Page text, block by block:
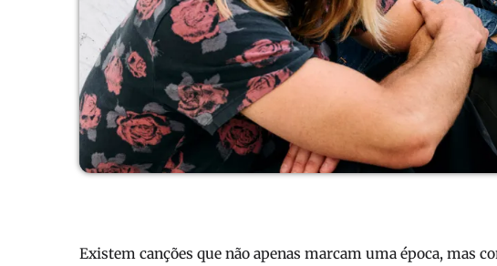
Existem canções que não apenas marcam uma época, mas